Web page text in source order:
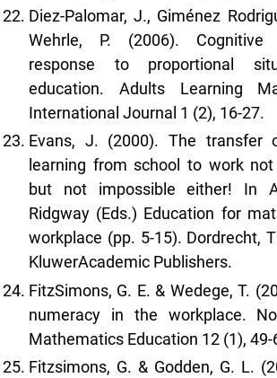
Diez-Palomar, J., Giménez
Wehrle, P. (2006). Cognitive
response to proportional
education. Adults Learning
International Journal 1 (2), 16-27.
Evans, J. (2000). The transfer
learning from school to work
but not impossible either! In
Ridgway (Eds.) Education for
workplace (pp. 5-15). Dordrecht,
KluwerAcademic Publishers.
FitzSimons, G. E. & Wedege, T.
numeracy in the workplace.
Mathematics Education 12 (1), 49-
Fitzsimons, G. & Godden, G. L.